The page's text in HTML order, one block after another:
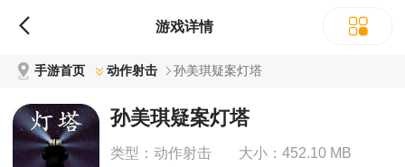
游戏详情
手游首页 动作射击 孙美琪疑案灯塔
孙美琪疑案灯塔
类型： 动作射击 大小：452.10 MB